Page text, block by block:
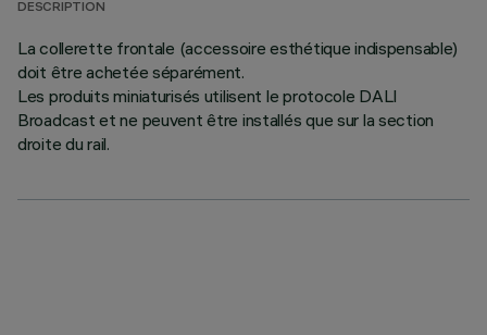
DESCRIPTION
La collerette frontale (accessoire esthétique indispensable)
doit être achetée séparément.
Les produits miniaturisés utilisent le protocole DALI
Broadcast et ne peuvent être installés que sur la section
droite du rail.